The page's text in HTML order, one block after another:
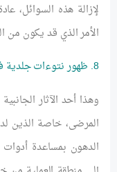
لإزالة هذه السوائل،
الأمر الذي قد يكون
8. ظهور نتوءات جلدية في بعض المناطق
وهذا أحد الآثار
المرضى، خاصة الذين
الدهون بمساعدة